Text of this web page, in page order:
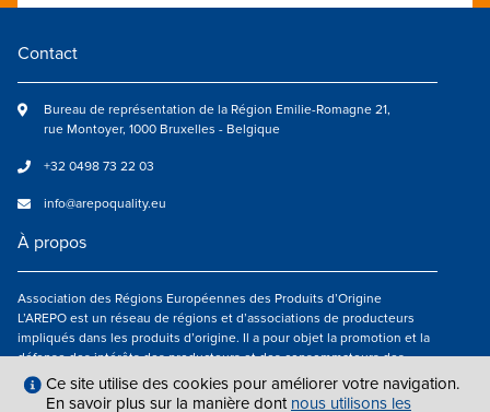
Contact
Bureau de représentation de la Région Emilie-Romagne 21,
rue Montoyer, 1000 Bruxelles - Belgique
+32 0498 73 22 03
info@arepoquality.eu
À propos
Association des Régions Européennes des Produits d’Origine
L’AREPO est un réseau de régions et d’associations de producteurs
impliqués dans les produits d’origine. Il a pour objet la promotion et la
défense des intérêts des producteurs et des consommateurs des
régions européennes engagés dans la valorisation des produits
agroalimentaires de qualité.
Ce site utilise des cookies pour améliorer votre navigation.
En savoir plus sur la manière dont nous utilisons les